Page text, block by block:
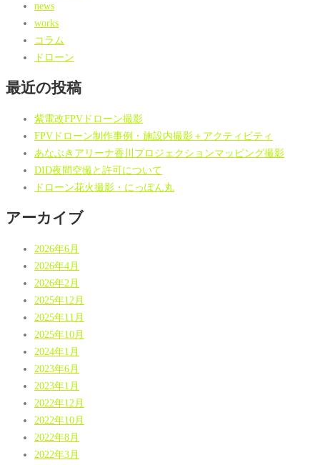
news
works
コラム
ドローン
最近の投稿
紫電改FPVドローン撮影
FPVドローン制作事例・施設内撮影＋アクティビティ
あなぶきアリーナ香川プロジェクションマッピング撮影
DID夜間空撮と許可について
ドローン花火撮影・にっぽん丸
アーカイブ
2026年6月
2026年4月
2026年2月
2025年12月
2025年11月
2025年10月
2024年1月
2023年6月
2023年1月
2022年12月
2022年10月
2022年8月
2022年3月